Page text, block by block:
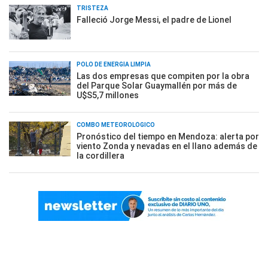
TRISTEZA
Falleció Jorge Messi, el padre de Lionel
POLO DE ENERGÍA LIMPIA
Las dos empresas que compiten por la obra
del Parque Solar Guaymallén por más de
U$S5,7 millones
COMBO METEOROLÓGICO
Pronóstico del tiempo en Mendoza: alerta por
viento Zonda y nevadas en el llano además de
la cordillera